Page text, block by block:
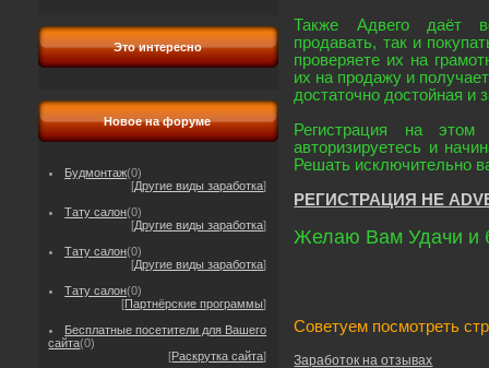
Это интересно
Новое на форуме
Будмонтаж(0)
[Другие виды заработка]
Тату салон(0)
[Другие виды заработка]
Тату салон(0)
[Другие виды заработка]
Тату салон(0)
[Партнёрские программы]
Бесплатные посетители для Вашего
сайта(0)
[Раскрутка сайта]
Также Адвего даёт
продавать, так и
проверяете их на
их на продажу и
достаточно достойная и
Регистрация на
авторизируетесь и
Решать исключительно
РЕГИСТРАЦИЯ НЕ
Желаю Вам Удачи и
Советуем посмотреть
Заработок на отзывах